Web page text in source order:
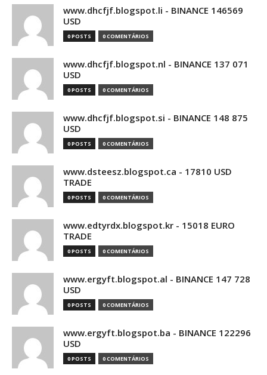
www.dhcfjf.blogspot.li - BINANCE 146569
USD
0 POSTS 0 COMENTÁRIOS
www.dhcfjf.blogspot.nl - BINANCE 137 071
USD
0 POSTS 0 COMENTÁRIOS
www.dhcfjf.blogspot.si - BINANCE 148 875
USD
0 POSTS 0 COMENTÁRIOS
www.dsteesz.blogspot.ca - 17810 USD
TRADE
0 POSTS 0 COMENTÁRIOS
www.edtyrdx.blogspot.kr - 15018 EURO
TRADE
0 POSTS 0 COMENTÁRIOS
www.ergyft.blogspot.al - BINANCE 147 728
USD
0 POSTS 0 COMENTÁRIOS
www.ergyft.blogspot.ba - BINANCE 122296
USD
0 POSTS 0 COMENTÁRIOS